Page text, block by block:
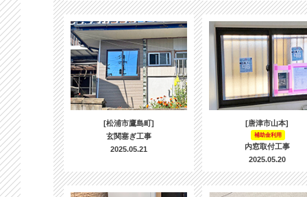
[松浦市鷹島町]
玄関塞ぎ工事
2025.05.21
[唐津市山本]
補助金利用
内窓取付工事
2025.05.20